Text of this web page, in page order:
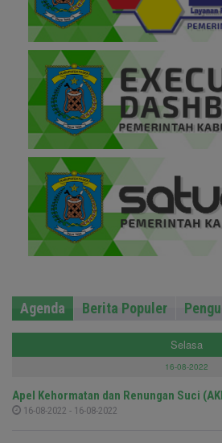
Agenda Berita Populer
Selasa
16-08-2022
Apel Kehormatan dan Renungan Suci
16-08-2022 - 16-08-2022